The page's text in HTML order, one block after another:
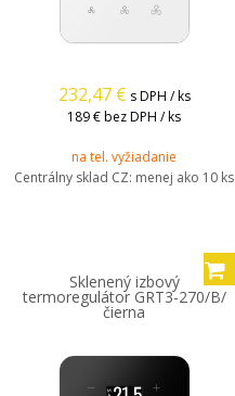
232,47 € s DPH / ks
189 €bez DPH / ks
na tel. vyžiadanie
Centrálny sklad CZ: menej ako 10 ks
Sklenený izbový
termoregulátor GRT3-270/B/
čierna